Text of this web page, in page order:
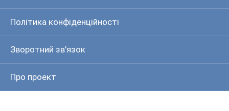
Політика конфіденційності
Зворотний зв’язок
Про проект